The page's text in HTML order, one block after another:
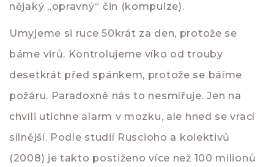
nějaký „opravný“ čin (kompulze).
Umyjeme si ruce 50krát za den, protože se
báme virů. Kontrolujeme víko od trouby
desetkrát před spánkem, protože se báíme
požáru. Paradoxně nás to nesmířuje. Jen na
chvíli utichne alarm v mozku, ale hned se vrací
silnější. Podle studií Ruscioho a kolektivů
(2008) je takto postiženo více než 100 milionů